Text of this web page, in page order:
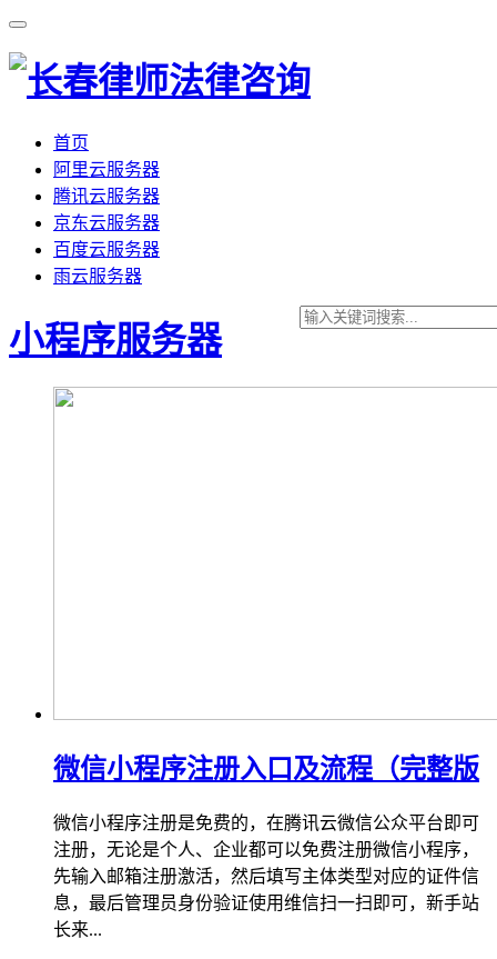
首页
阿里云服务器
腾讯云服务器
京东云服务器
百度云服务器
雨云服务器
小程序服务器
微信小程序注册入口及流程（完整版
微信小程序注册是免费的，在腾讯云微信公众平台即可
注册，无论是个人、企业都可以免费注册微信小程序，
先输入邮箱注册激活，然后填写主体类型对应的证件信
息，最后管理员身份验证使用维信扫一扫即可，新手站
长来...